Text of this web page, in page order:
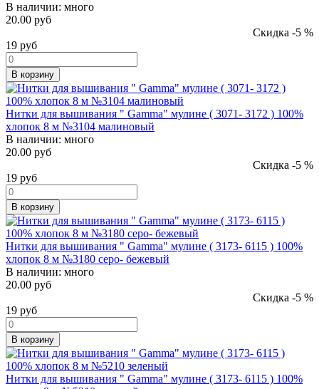
В наличии: много
20.00 руб
Скидка -5 %
19 руб
В корзину
Нитки для вышивания " Gamma" мулине ( 3071- 3172 ) 100%
хлопок 8 м №3104 малиновый
В наличии: много
20.00 руб
Скидка -5 %
19 руб
В корзину
Нитки для вышивания " Gamma" мулине ( 3173- 6115 ) 100%
хлопок 8 м №3180 серо- бежевый
В наличии: много
20.00 руб
Скидка -5 %
19 руб
В корзину
Нитки для вышивания " Gamma" мулине ( 3173- 6115 ) 100%